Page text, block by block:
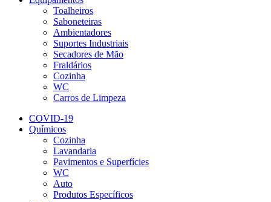
Toalheiros
Saboneteiras
Ambientadores
Suportes Industriais
Secadores de Mão
Fraldários
Cozinha
WC
Carros de Limpeza
COVID-19
Químicos
Cozinha
Lavandaria
Pavimentos e Superfícies
WC
Auto
Produtos Específicos